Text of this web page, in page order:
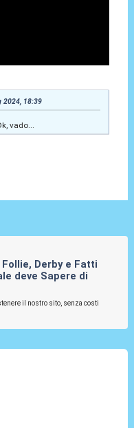
2024, 18:39
vado...
Derby e Fatti
deve Sapere di
il nostro sito, senza costi